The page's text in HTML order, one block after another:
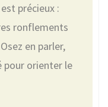
précieux :
ronflements
en parler,
pour orienter le